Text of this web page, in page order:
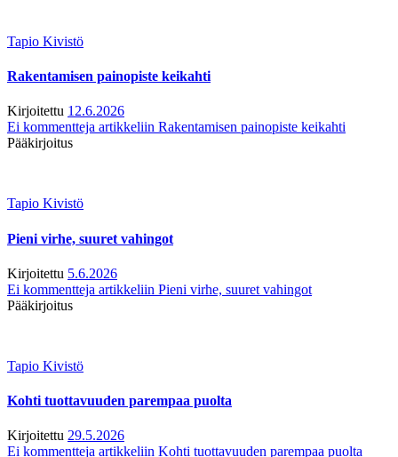
Tapio Kivistö
Rakentamisen painopiste keikahti
Kirjoitettu 12.6.2026
Ei kommentteja artikkeliin Rakentamisen painopiste keikahti
Pääkirjoitus
Tapio Kivistö
Pieni virhe, suuret vahingot
Kirjoitettu 5.6.2026
Ei kommentteja artikkeliin Pieni virhe, suuret vahingot
Pääkirjoitus
Tapio Kivistö
Kohti tuottavuuden parempaa puolta
Kirjoitettu 29.5.2026
Ei kommentteja artikkeliin Kohti tuottavuuden parempaa puolta